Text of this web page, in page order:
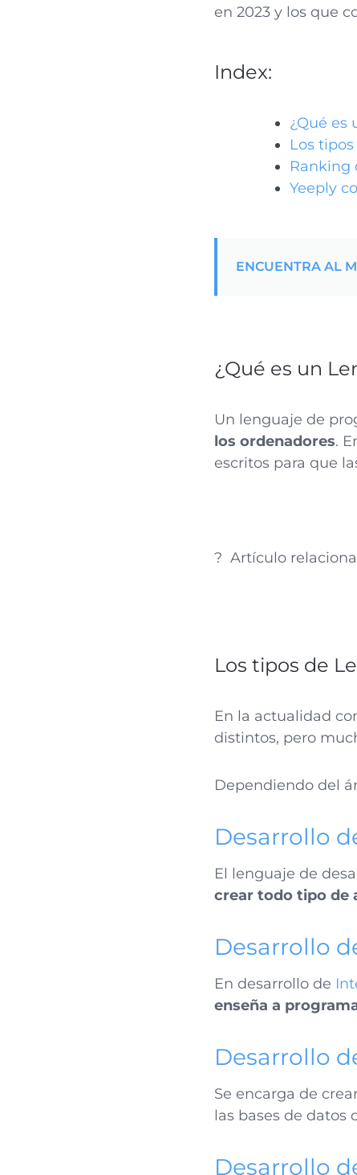
en 2023 y los que
Index:
¿Qué es
Los
Ranking
Yeeply
ENCUENTRA AL
¿Qué es un
Un lenguaje de
los ordenadores.
escritos para que
? Artículo
Los tipos de
En la actualidad
distintos, pero
Dependiendo del
​​Desarrollo
El lenguaje de
crear todo tipo de
Desarrollo
En desarrollo de
enseña a
Desarrollo
Se encarga de
las bases de datos
Desarrollo